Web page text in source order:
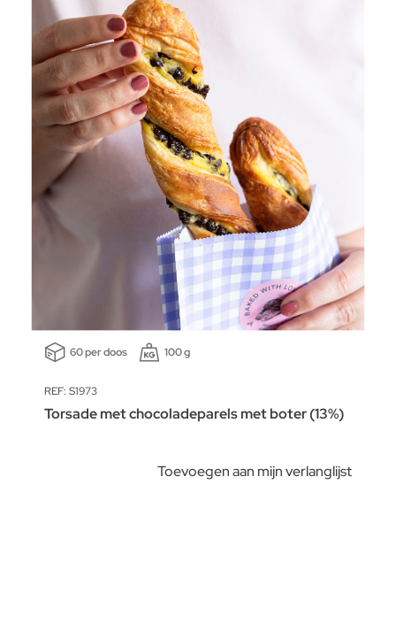
60 per doos 100 g
REF: S1973
Torsade met chocoladeparels met boter (13%)
Toevoegen aan mijn verlanglijst